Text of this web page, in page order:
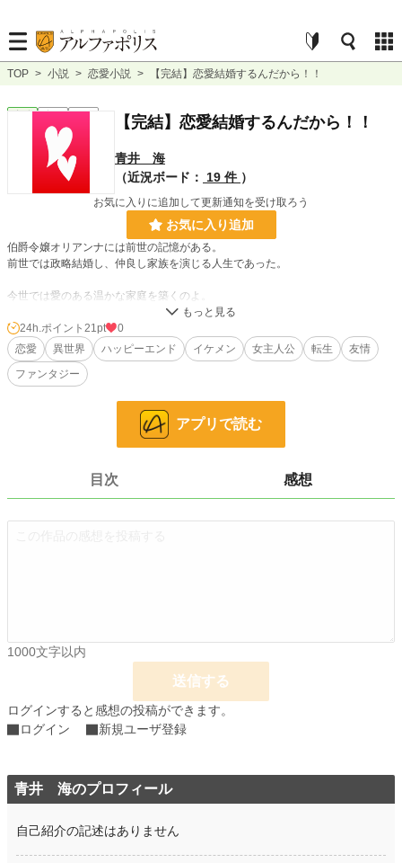
TOP > 小説 > 恋愛小説 > 【完結】恋愛結婚するんだから！！
完結 短編 【完結】恋愛結婚するんだから！！
青井 海
（近況ボード：
19 件 ）
お気に入りに追加して更新通知を受け取ろう
お気に入り追加
伯爵令嬢オリアンナには前世の記憶がある。
前世では政略結婚し、仲良し家族を演じる人生であった。
今世では愛のある温かな家庭を築くのよ。
どうしても恋愛結婚したいオリアンナ。
家を支える為の政略結婚？
貴族の娘なら当然の義務？
いやいや、ちょっと待ってください。
恋愛 11,223 位 / 66,378 件
初回公開日時 2022.04.29 13:42
週間ポイント 0 pt (228,849 位)
年間ポイント 238 pt (121,798 位)
24h.ポイント 21pt
0
恋愛
異世界 ハッピーエンド イケメン 女主人公 転生
友情
ファンタジー
アプリで読む
目次 感想
1000文字以内
送信する
ログインすると感想の投稿ができます。
ログイン
新規ユーザ登録
青井 海のプロフィール
自己紹介の記述はありません